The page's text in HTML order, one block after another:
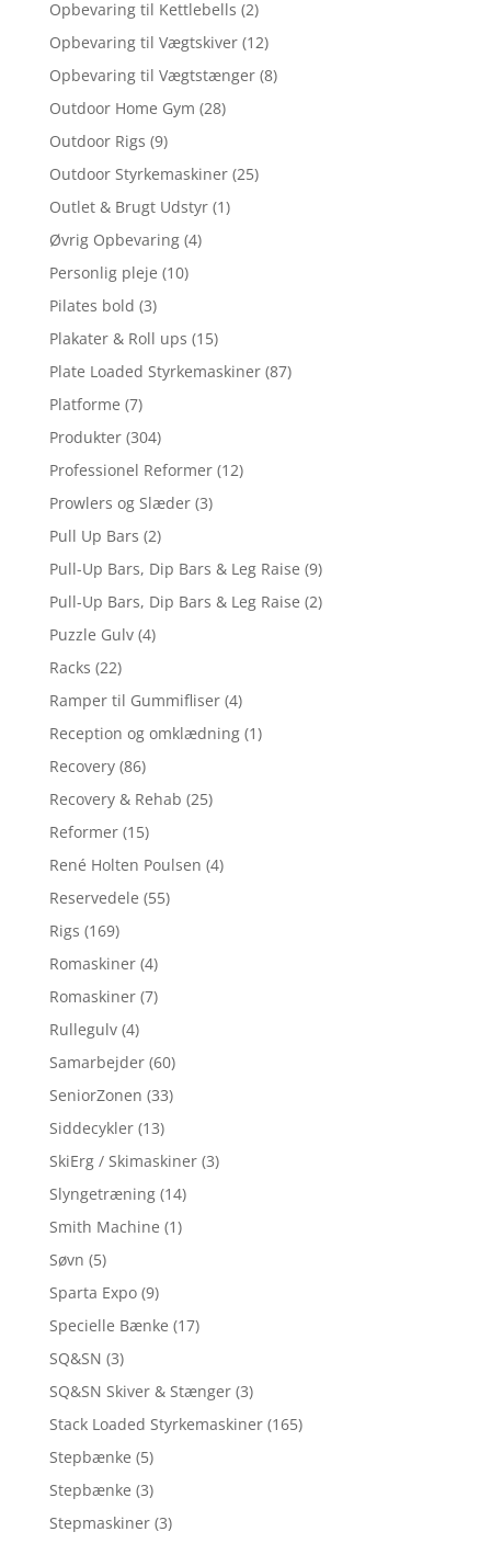
Opbevaring til Kettlebells (2)
Opbevaring til Vægtskiver (12)
Opbevaring til Vægtstænger (8)
Outdoor Home Gym (28)
Outdoor Rigs (9)
Outdoor Styrkemaskiner (25)
Outlet & Brugt Udstyr (1)
Øvrig Opbevaring (4)
Personlig pleje (10)
Pilates bold (3)
Plakater & Roll ups (15)
Plate Loaded Styrkemaskiner (87)
Platforme (7)
Produkter (304)
Professionel Reformer (12)
Prowlers og Slæder (3)
Pull Up Bars (2)
Pull-Up Bars, Dip Bars & Leg Raise (9)
Pull-Up Bars, Dip Bars & Leg Raise (2)
Puzzle Gulv (4)
Racks (22)
Ramper til Gummifliser (4)
Reception og omklædning (1)
Recovery (86)
Recovery & Rehab (25)
Reformer (15)
René Holten Poulsen (4)
Reservedele (55)
Rigs (169)
Romaskiner (4)
Romaskiner (7)
Rullegulv (4)
Samarbejder (60)
SeniorZonen (33)
Siddecykler (13)
SkiErg / Skimaskiner (3)
Slyngetræning (14)
Smith Machine (1)
Søvn (5)
Sparta Expo (9)
Specielle Bænke (17)
SQ&SN (3)
SQ&SN Skiver & Stænger (3)
Stack Loaded Styrkemaskiner (165)
Stepbænke (5)
Stepbænke (3)
Stepmaskiner (3)